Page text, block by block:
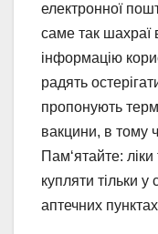
електронної
саме так шахраї
інформацію
радять
пропонують
вакцини, в тому
Пам‘ятайте:
купляти тільки у
аптечних